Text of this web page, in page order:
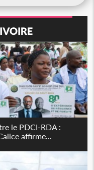
le PDCI-RDA :
affirme...